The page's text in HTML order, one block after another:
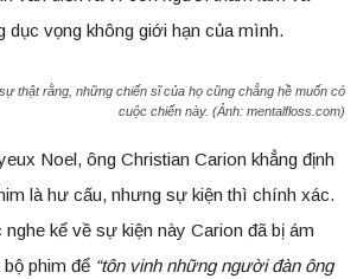
dục vọng không giới hạn của mình.
thật rằng, những chiến sĩ của họ cũng chẳng hề muốn có
cuộc chiến này. (Ảnh: mentalfloss.com)
Noel, ông Christian Carion khẳng định
là hư cấu, nhưng sự kiện thì chính xác.
kể về sự kiện này Carion đã bị ám
phim để “tôn vinh những người đàn ông